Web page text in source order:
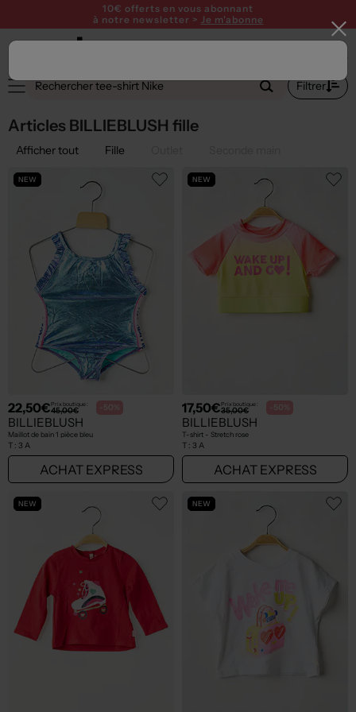
10€ offerts en vous abonnant
à notre newsletter > Je m'abonne
Filtrer
Articles BILLIEBLUSH fille
Afficher tout Fille
NEW
22,50€Prix boutique :
45,00€ -50%
BILLIEBLUSH
Maillot de bain 1 pièce bleu
T : 3 A
ACHAT EXPRESS
NEW
17,50€Prix boutique :
35,00€ -50%
BILLIEBLUSH
T-shirt - Stretch rose
T : 3 A
ACHAT EXPRESS
NEW NEW